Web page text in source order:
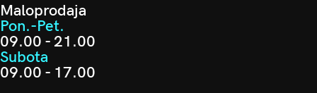
Maloprodaja
Pon.-Pet.
09.00 - 21.00
Subota
09.00 - 17.00